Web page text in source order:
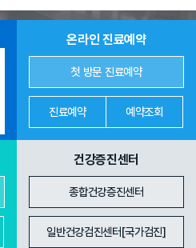
온라인 진료예약
첫 방문 진료예약
진료예약 예약조회
건강증진센터
종합건강증진센터
일반건강검진센터[국가검진]